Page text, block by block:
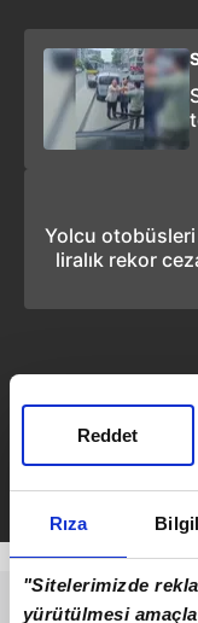
Rıza
"Sitelerimizde
yürütülmesi
Reddet
Yolcu
liralık rekor